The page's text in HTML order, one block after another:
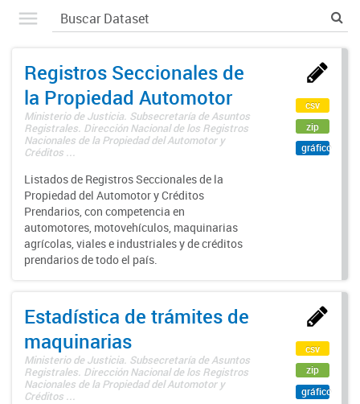
Registros Seccionales de
la Propiedad Automotor
Ministerio de Justicia. Subsecretaría de Asuntos
Registrales. Dirección Nacional de los Registros
Nacionales de la Propiedad del Automotor y
Créditos ...
Listados de Registros Seccionales de la
Propiedad del Automotor y Créditos
Prendarios, con competencia en
automotores, motovehículos, maquinarias
agrícolas, viales e industriales y de créditos
prendarios de todo el país.
csv
zip
gráfico
Estadística de trámites de
maquinarias
Ministerio de Justicia. Subsecretaría de Asuntos
Registrales. Dirección Nacional de los Registros
Nacionales de la Propiedad del Automotor y
Créditos ...
csv
zip
gráfico